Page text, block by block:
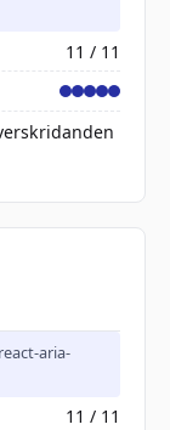
11 / 11
aria-
11 / 11